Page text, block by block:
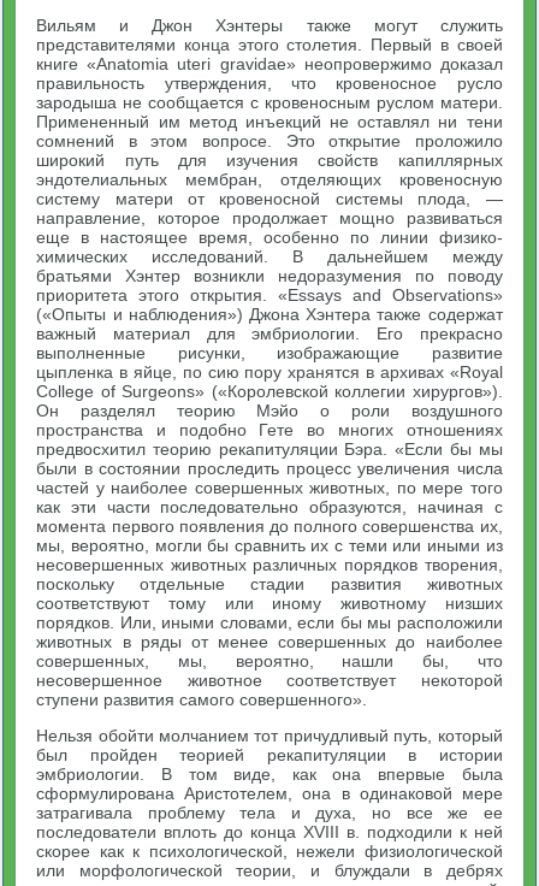
Вильям и Джон Хэнтеры также могут служить
представителями конца этого столетия. Первый в своей
книге «Anatomia uteri gravidae» неопровержимо доказал
правильность утверждения, что кровеносное русло
зародыша не сообщается с кровеносным руслом матери.
Примененный им метод инъекций не оставлял ни тени
сомнений в этом вопросе. Это открытие проложило
широкий путь для изучения свойств капиллярных
эндотелиальных мембран, отделяющих кровеносную
систему матери от кровеносной системы плода, —
направление, которое продолжает мощно развиваться
еще в настоящее время, особенно по линии физико-
химических исследований. В дальнейшем между
братьями Хэнтер возникли недоразумения по поводу
приоритета этого открытия. «Essays and Observations»
(«Опыты и наблюдения») Джона Хэнтера также содержат
важный материал для эмбриологии. Его прекрасно
выполненные рисунки, изображающие развитие
цыпленка в яйце, по сию пору хранятся в архивах «Royal
College of Surgeons» («Королевской коллегии хирургов»).
Он разделял теорию Мэйо о роли воздушного
пространства и подобно Гете во многих отношениях
предвосхитил теорию рекапитуляции Бэра. «Если бы мы
были в состоянии проследить процесс увеличения числа
частей у наиболее совершенных животных, по мере того
как эти части последовательно образуются, начиная с
момента первого появления до полного совершенства их,
мы, вероятно, могли бы сравнить их с теми или иными из
несовершенных животных различных порядков творения,
поскольку отдельные стадии развития животных
соответствуют тому или иному животному низших
порядков. Или, иными словами, если бы мы расположили
животных в ряды от менее совершенных до наиболее
совершенных, мы, вероятно, нашли бы, что
несовершенное животное соответствует некоторой
ступени развития самого совершенного».
Нельзя обойти молчанием тот причудливый путь, который
был пройден теорией рекапитуляции в истории
эмбриологии. В том виде, как она впервые была
сформулирована Аристотелем, она в одинаковой мере
затрагивала проблему тела и духа, но все же ее
последователи вплоть до конца XVIII в. подходили к ней
скорее как к психологической, нежели физиологической
или морфологической теории, и блуждали в дебрях